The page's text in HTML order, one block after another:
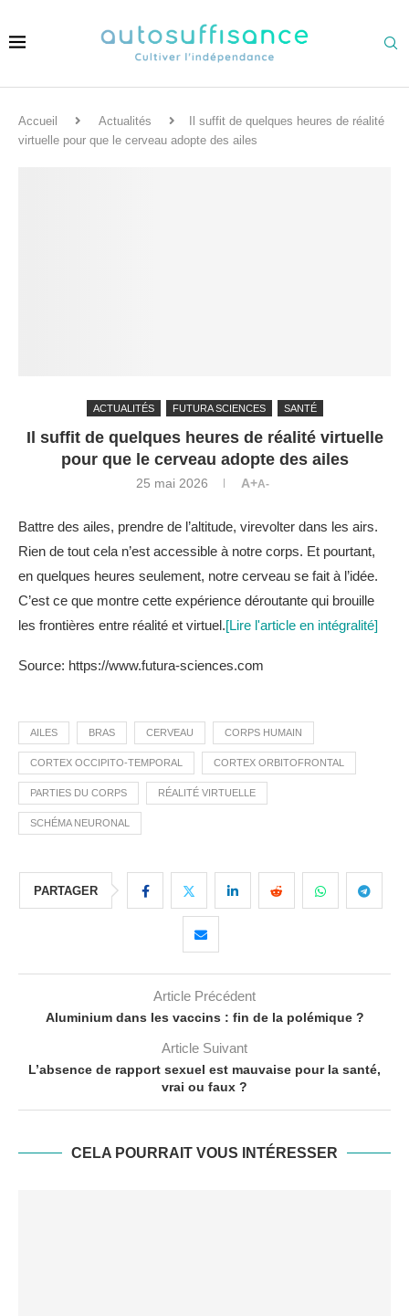
Accueil Actualités
Il suffit de quelques heures de réalité
virtuelle pour que le cerveau adopte des ailes
ACTUALITÉS FUTURA SCIENCES SANTÉ
Il suffit de quelques heures de réalité virtuelle
pour que le cerveau adopte des ailes
25 mai 2026 A+A-
Battre des ailes, prendre de l’altitude, virevolter dans les airs.
Rien de tout cela n’est accessible à notre corps. Et pourtant,
en quelques heures seulement, notre cerveau se fait à l’idée.
C’est ce que montre cette expérience déroutante qui brouille
les frontières entre réalité et virtuel.[Lire l'article en intégralité]
Source: https://www.futura-sciences.com
AILES BRAS CERVEAU CORPS HUMAIN
CORTEX OCCIPITO-TEMPORAL CORTEX ORBITOFRONTAL
PARTIES DU CORPS RÉALITÉ VIRTUELLE
SCHÉMA NEURONAL
PARTAGER
Article Précédent
Aluminium dans les vaccins : fin de la polémique ?
Article Suivant
L’absence de rapport sexuel est mauvaise pour la santé,
vrai ou faux ?
CELA POURRAIT VOUS INTÉRESSER